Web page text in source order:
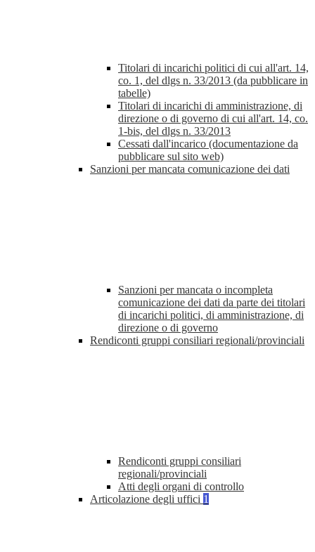
Titolari di incarichi politici di cui all'art. 14,
co. 1, del dlgs n. 33/2013 (da pubblicare in
tabelle)
Titolari di incarichi di amministrazione, di
direzione o di governo di cui all'art. 14, co.
1-bis, del dlgs n. 33/2013
Cessati dall'incarico (documentazione da
pubblicare sul sito web)
Sanzioni per mancata comunicazione dei dati
Sanzioni per mancata o incompleta
comunicazione dei dati da parte dei titolari
di incarichi politici, di amministrazione, di
direzione o di governo
Rendiconti gruppi consiliari regionali/provinciali
Rendiconti gruppi consiliari
regionali/provinciali
Atti degli organi di controllo
Articolazione degli uffici 1